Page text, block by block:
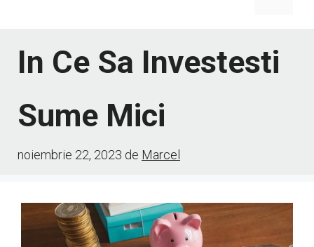
In Ce Sa Investesti
Sume Mici
noiembrie 22, 2023 de Marcel